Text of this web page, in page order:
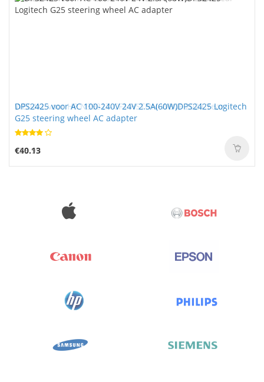
DPS2425 voor AC 100-240V 24V 2.5A(60W)DPS2425 Logitech
G25 steering wheel AC adapter
€40.13